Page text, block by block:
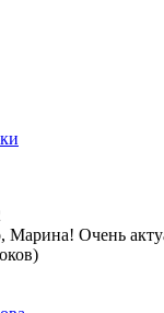
Очень